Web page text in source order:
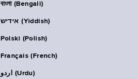
বাংলা (Bengali)
אידיש (Yiddish)
Polski (Polish)
Français (French)
اردو (Urdu)